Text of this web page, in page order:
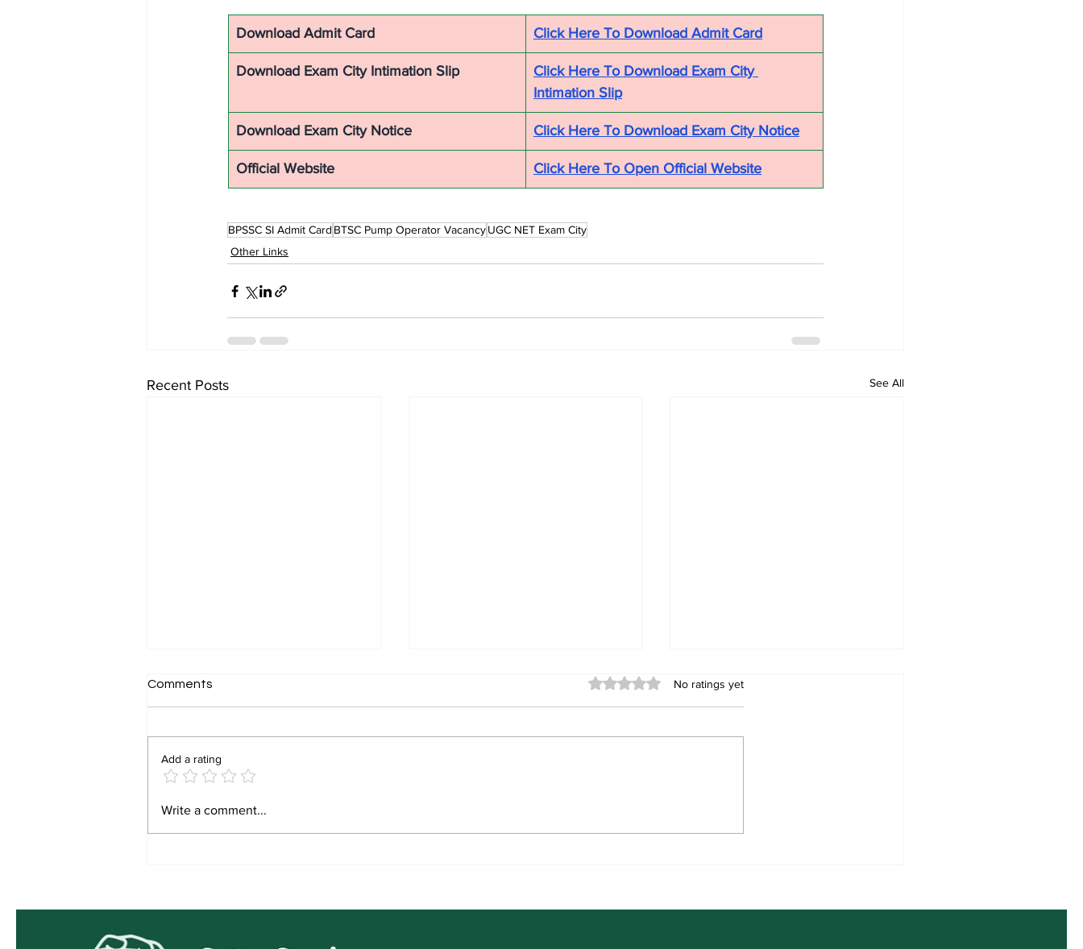
Download Admit Card Click Here To Download Admit Card
Download Exam City Intimation Slip
Click Here To Download Exam City
Intimation Slip
Download Exam City Notice Click Here To Download Exam City Notice
Official Website Click Here To Open Official Website
BPSSC SI Admit Card BTSC Pump Operator VacancyUGC NET Exam City
Other Links
Recent Posts See All
DCECE Bihar Paramedical
Comments Rated 0 out of 5 stars.
No ratings yet
Add a rating
Write a comment...